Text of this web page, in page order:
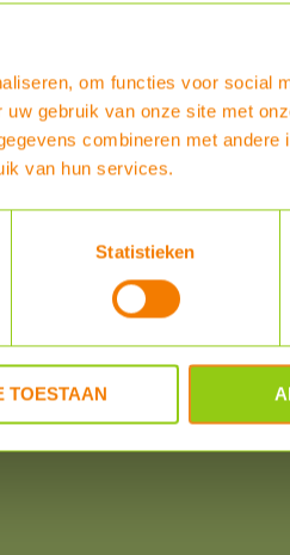
om functies voor social
gebruik van onze site met
combineren met andere
van hun services.
Statistieken
TOESTAAN
powered by